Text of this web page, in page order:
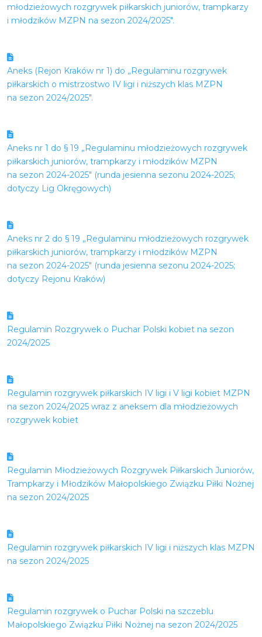
młodzieżowych rozgrywek piłkarskich juniorów, trampkarzy
i młodzików MZPN na sezon 2024/2025″.
Aneks (Rejon Kraków nr 1) do „Regulaminu rozgrywek
piłkarskich o mistrzostwo IV ligi i niższych klas MZPN
na sezon 2024/2025″.
Aneks nr 1 do § 19 „Regulaminu młodzieżowych rozgrywek
piłkarskich juniorów, trampkarzy i młodzików MZPN
na sezon 2024-2025″ (runda jesienna sezonu 2024-2025;
dotyczy Lig Okręgowych)
Aneks nr 2 do § 19 „Regulaminu młodzieżowych rozgrywek
piłkarskich juniorów, trampkarzy i młodzików MZPN
na sezon 2024-2025″ (runda jesienna sezonu 2024-2025;
dotyczy Rejonu Kraków)
Regulamin Rozgrywek o Puchar Polski kobiet na sezon
2024/2025
Regulamin rozgrywek piłkarskich IV ligi i V ligi kobiet MZPN
na sezon 2024/2025 wraz z aneksem dla młodzieżowych
rozgrywek kobiet
Regulamin Młodzieżowych Rozgrywek Piłkarskich Juniorów,
Trampkarzy i Młodzików Małopolskiego Związku Piłki Nożnej
na sezon 2024/2025
Regulamin rozgrywek piłkarskich IV ligi i niższych klas MZPN
na sezon 2024/2025
Regulamin rozgrywek o Puchar Polski na szczeblu
Małopolskiego Związku Piłki Nożnej na sezon 2024/2025